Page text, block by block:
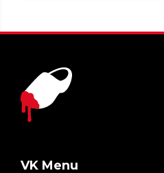
VK Menu